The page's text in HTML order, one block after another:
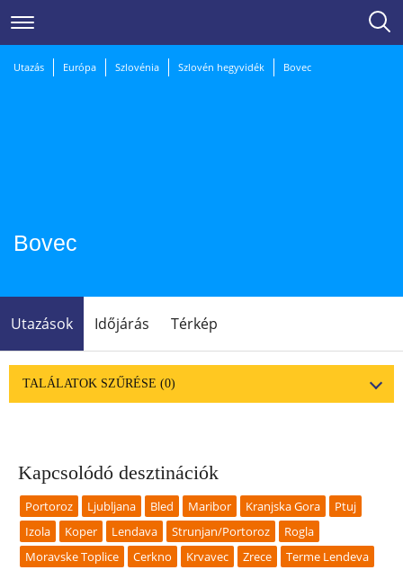
Utazás Európa Szlovénia Szlovén hegyvidék Bovec
Bovec
Utazások Időjárás Térkép
TALÁLATOK SZŰRÉSE (0)
Kapcsolódó desztinációk
Portoroz Ljubljana Bled Maribor Kranjska Gora
Ptuj
Izola
Koper Lendava Strunjan/Portoroz
Rogla
Moravske Toplice
Cerkno Krvavec Zrece Terme Lendeva